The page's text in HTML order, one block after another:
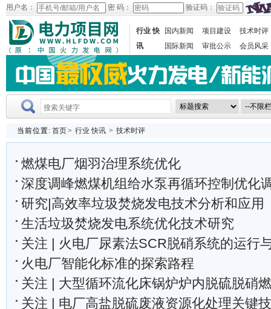
用户名： 密 码： 验证码：
行业 快
讯
国内新闻 项目建设
技术时评
国际新闻
审批公示 会员风采
当前位置: 首页> 行业 快讯 > 技术时评
燃煤电厂烟羽治理系统优化
深度调峰燃煤机组给水泵再循环控制优化
研究|高效率垃圾焚烧发电技术分析和应用
生活垃圾焚烧发电系统优化技术研究
关注 | 火电厂尿素法SCR脱硝系统的运行
火电厂智能化标准的探索路程
关注 | 大型循环流化床锅炉炉内脱硫脱硝燃烧优
关注 | 电厂高盐脱硫废液资源化处理关键